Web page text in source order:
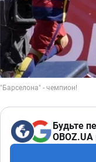
Будьте